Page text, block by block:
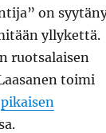
on
yllykettä.
ruotsalaisen
toimi
pikaisen